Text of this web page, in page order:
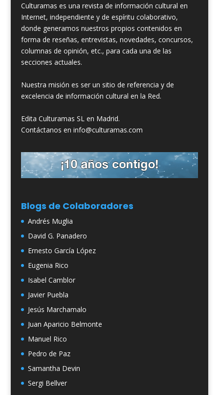
Culturamas es una revista de información cultural en
Internet, independiente y de espíritu colaborativo,
donde generamos nuestros propios contenidos en
forma de reseñas, entrevistas, novedades, concursos,
columnas de opinión, etc., para cada una de las
secciones actuales.
Nuestra misión es ser un sitio de referencia y de
excelencia de información cultural en la Red.
Edita Culturamas SL en Madrid.
Contáctanos en info@culturamas.com
Blogs de Colaboradores
Andrés Muglia
David G. Panadero
Ernesto García López
Eugenia Rico
Isabel Camblor
Javier Puebla
Jesús Marchamalo
Juan Aparicio Belmonte
Manuel Rico
Pedro de Paz
Samantha Devin
Sergi Bellver